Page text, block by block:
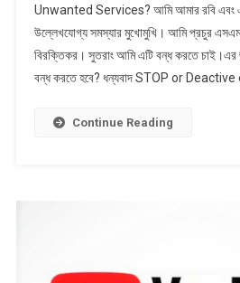
Unwanted Services? আমি আমার রবি এবং
উল্লেখযোগ্য সমস্যার মুখোমুখি। আমি প্রচুর
বিরক্তিকর। সুতরাং আমি এটি বন্ধ করতে চাই।এর
বন্ধ করতে হবে? ধন্যবাদ STOP or
Continue Reading